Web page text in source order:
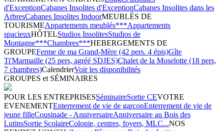
d'ExceptionCabanes Insolites d'ExceptionCabanes Insolites dans les
ArbresCabanes Insolites IndoorMEUBLÉS DE
TOURISMEAppartements meublés***Appartements
spacieuxHÔTELStudios InsolitesStudios de
Montagne***Chambres***HEBERGEMENTS DE
GROUPEFerme de ma Grand-Mère (42 pers. 4 épis)Gîte
Ti'Marmaille (25 pers, agréé SDJES)Chalet de la Moselotte (18 pers,
7 chambres)CalendrierVoir les disponibilités
GROUPES et SÉMINAIRES
POUR LES ENTREPRISESSéminaireSortie CEVOTRE
EVENEMENTEnterrement de vie de garçonEnterrement de vie de
jeune filleCousinade - AnniversaireAnniversaire au Bois des
LutinsSortie ScolaireColonie, centres, foyers, MLC...NOS